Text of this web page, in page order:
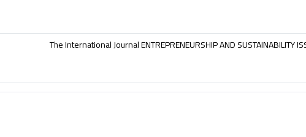
The International Journal ENTREPRENEURSHIP AND SUSTAINABILITY